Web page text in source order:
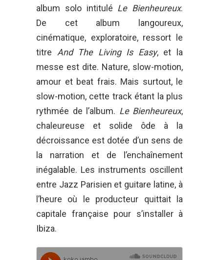
album solo intitulé Le Bienheureux.
De cet album langoureux,
cinématique, exploratoire, ressort le
titre And The Living Is Easy, et la
messe est dite. Nature, slow-motion,
amour et beat frais. Mais surtout, le
slow-motion, cette track étant la plus
rythmée de l’album. Le Bienheureux,
chaleureuse et solide ôde à la
décroissance est dotée d’un sens de
la narration et de l’enchaînement
inégalable. Les instruments oscillent
entre Jazz Parisien et guitare latine, à
l’heure où le producteur quittait la
capitale française pour s’installer à
Ibiza.